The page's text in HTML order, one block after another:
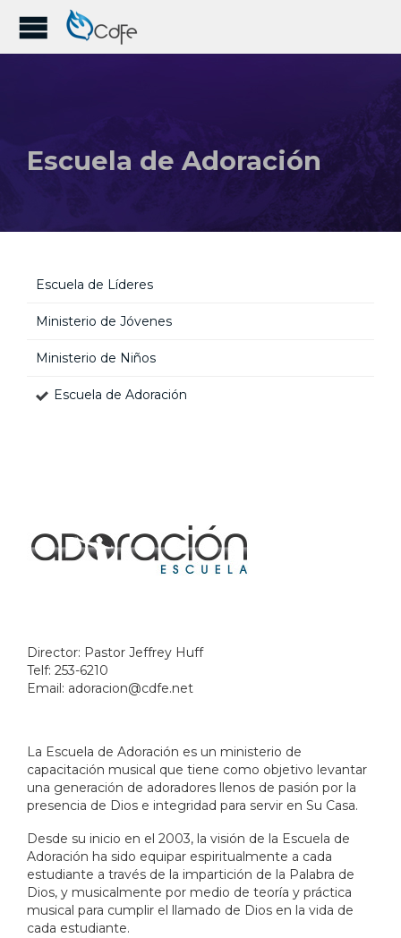
Escuela de Adoración
Escuela de Líderes
Ministerio de Jóvenes
Ministerio de Niños
Escuela de Adoración
Director: Pastor Jeffrey Huff
Telf: 253-6210
Email: adoracion@cdfe.net
La Escuela de Adoración es un ministerio de
capacitación musical que tiene como objetivo levantar
una generación de adoradores llenos de pasión por la
presencia de Dios e integridad para servir en Su Casa.
Desde su inicio en el 2003, la visión de la Escuela de
Adoración ha sido equipar espiritualmente a cada
estudiante a través de la impartición de la Palabra de
Dios, y musicalmente por medio de teoría y práctica
musical para cumplir el llamado de Dios en la vida de
cada estudiante.